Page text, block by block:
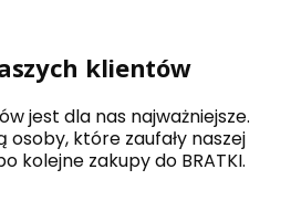
klientów
jest dla nas najważniejsze.
osoby, które zaufały naszej
kolejne zakupy do BRATKI.